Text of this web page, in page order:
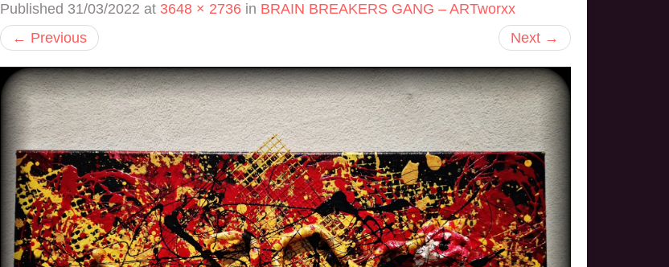
Published 31/03/2022 at 3648 × 2736 in BRAIN BREAKERS GANG – ARTworxx
← Previous Next →